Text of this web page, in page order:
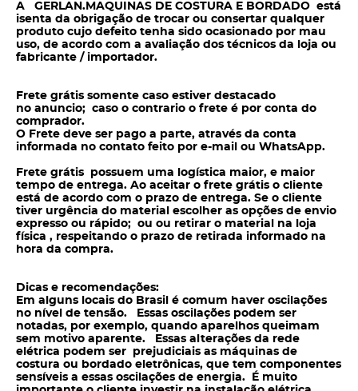
A GERLAN.MAQUINAS DE COSTURA E BORDADO está
isenta da obrigação de trocar ou consertar qualquer
produto cujo defeito tenha sido ocasionado por mau
uso, de acordo com a avaliação dos técnicos da loja ou
fabricante / importador.
Frete grátis somente caso estiver destacado
no anuncio; caso o contrario o frete é por conta do
comprador.
O Frete deve ser pago a parte, através da conta
informada no contato feito por e-mail ou WhatsApp.
Frete grátis possuem uma logística maior, e maior
tempo de entrega. Ao aceitar o frete grátis o cliente
está de acordo com o prazo de entrega. Se o cliente
tiver urgência do material escolher as opções de envio
expresso ou rápido; ou ou retirar o material na loja
física , respeitando o prazo de retirada informado na
hora da compra.
Dicas e recomendações:
Em alguns locais do Brasil é comum haver oscilações
no nível de tensão. Essas oscilações podem ser
notadas, por exemplo, quando aparelhos queimam
sem motivo aparente. Essas alterações da rede
elétrica podem ser prejudiciais as máquinas de
costura ou bordado eletrônicas, que tem componentes
sensíveis a essas oscilações de energia. É muito